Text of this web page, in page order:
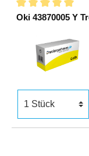
Oki 43870005 Y